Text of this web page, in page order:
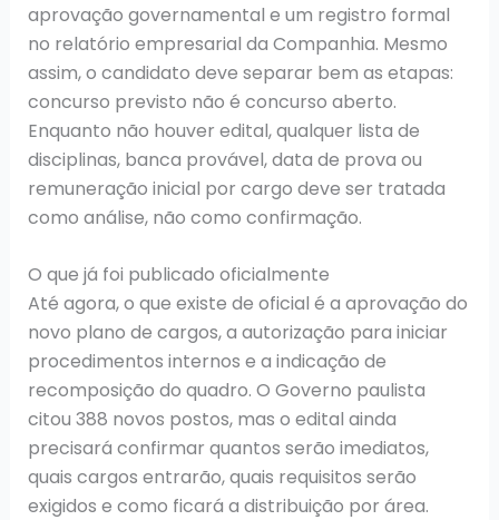
aprovação governamental e um registro formal
no relatório empresarial da Companhia. Mesmo
assim, o candidato deve separar bem as etapas:
concurso previsto não é concurso aberto.
Enquanto não houver edital, qualquer lista de
disciplinas, banca provável, data de prova ou
remuneração inicial por cargo deve ser tratada
como análise, não como confirmação.
O que já foi publicado oficialmente
Até agora, o que existe de oficial é a aprovação do
novo plano de cargos, a autorização para iniciar
procedimentos internos e a indicação de
recomposição do quadro. O Governo paulista
citou 388 novos postos, mas o edital ainda
precisará confirmar quantos serão imediatos,
quais cargos entrarão, quais requisitos serão
exigidos e como ficará a distribuição por área.